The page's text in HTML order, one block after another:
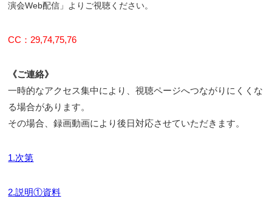
演会Web配信」よりご視聴ください。
CC：29,74,75,76
《ご連絡》
一時的なアクセス集中により、視聴ページへつながりにくくな
る場合があります。
その場合、録画動画により後日対応させていただきます。
1.次第
2.説明①資料